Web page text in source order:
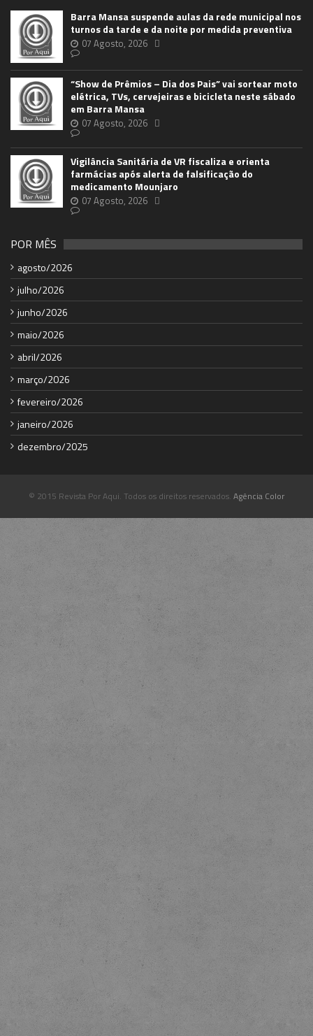
Barra Mansa suspende aulas da rede municipal nos
turnos da tarde e da noite por medida preventiva
07 Agosto, 2026
“Show de Prêmios – Dia dos Pais” vai sortear moto
elétrica, TVs, cervejeiras e bicicleta neste sábado
em Barra Mansa
07 Agosto, 2026
Vigilância Sanitária de VR fiscaliza e orienta
farmácias após alerta de falsificação do
medicamento Mounjaro
07 Agosto, 2026
POR MÊS
agosto/2026
julho/2026
junho/2026
maio/2026
abril/2026
março/2026
fevereiro/2026
janeiro/2026
dezembro/2025
© 2015 Revista Por Aqui. Todos os direitos reservados. Agência Color